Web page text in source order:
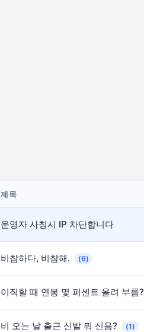
제목
운영자 사칭시 IP 차단합니다
비참하다, 비참해. (6)
이직할 때 연봉 몇 퍼센트 올려 부름?
비 오는 날 출근 신발 뭐 신음? (1)